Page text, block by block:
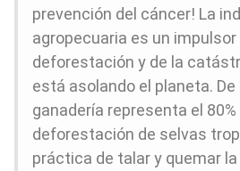
prevención del cáncer! La
agropecuaria es un
deforestación y de la
está asolando el planeta. De
ganadería representa el 80%
deforestación de selvas
práctica de talar y quemar